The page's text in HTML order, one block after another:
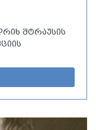
შტრაუსის